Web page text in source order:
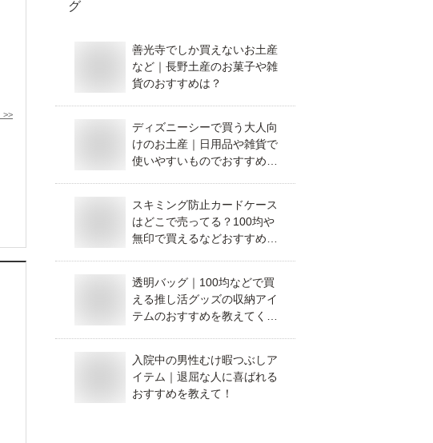
>>
グ
善光寺でしか買えないお土産
など｜長野土産のお菓子や雑
貨のおすすめは？
ディズニーシーで買う大人向
けのお土産｜日用品や雑貨で
使いやすいものでおすすめを
スキミング防止カードケース
はどこで売ってる？100均や
無印で買えるなどおすすめを
透明バッグ｜100均などで買
える推し活グッズの収納アイ
テムのおすすめを教えてくだ
入院中の男性むけ暇つぶしア
イテム｜退屈な人に喜ばれる
おすすめを教えて！